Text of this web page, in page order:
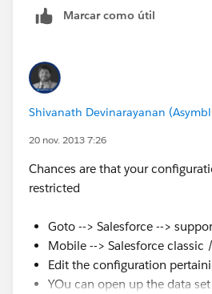
Marcar como útil
Shivanath Devinarayanan
20 nov. 2013 7:26
Chances are that your
restricted
Goto --> Salesforce -->
Mobile --> Salesforce classic
Edit the configuration
YOu can open up the data